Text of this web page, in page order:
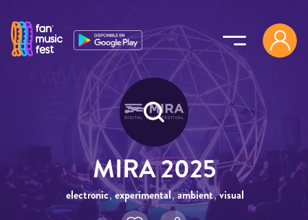
MIRA 2025
electronic,experimental,ambient,visual
, drone